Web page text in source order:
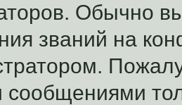
Обычно
званий на